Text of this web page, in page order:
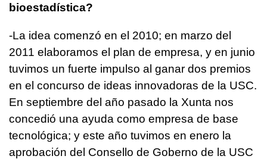
bioestadística?
-La idea comenzó en el 2010; en marzo del
2011 elaboramos el plan de empresa, y en junio
tuvimos un fuerte impulso al ganar dos premios
en el concurso de ideas innovadoras de la USC.
En septiembre del año pasado la Xunta nos
concedió una ayuda como empresa de base
tecnológica; y este año tuvimos en enero la
aprobación del Consello de Goberno de la USC